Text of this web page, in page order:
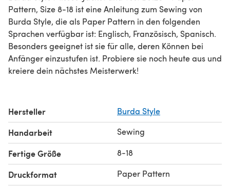
Pattern, Size 8-18 ist eine Anleitung zum Sewing von
Burda Style, die als Paper Pattern in den folgenden
Sprachen verfügbar ist: Englisch, Französisch, Spanisch.
Besonders geeignet ist sie für alle, deren Können bei
Anfänger einzustufen ist. Probiere sie noch heute aus und
kreiere dein nächstes Meisterwerk!
Hersteller Burda Style
Handarbeit Sewing
Fertige Größe 8-18
Druckformat Paper Pattern